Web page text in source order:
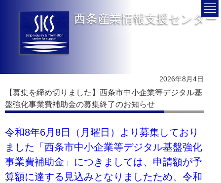
西条産業情報支援センター
2026年8月4日
【募集を締め切りました】西条市中小企業等デジタル基
盤強化事業費補助金の募集終了のお知らせ
令和8年6月8日（月曜日）より募集しており
ました「西条市中小企業等デジタル基盤強化
事業費補助金」につきましては、申請額が予
算額に達する見込みとなりましたため、令和